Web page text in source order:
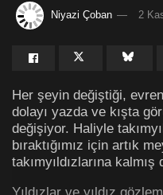
Niyazi Çoban 2
Her şeyin değiştiği,
dolayı yazda ve kışta
değişiyor. Haliyle
bıraktığımız için artık
takımyıldızlarına kalmış